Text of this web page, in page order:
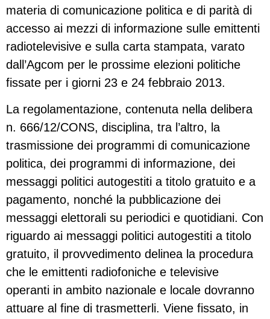
materia di comunicazione politica e di parità di
accesso ai mezzi di informazione sulle emittenti
radiotelevisive e sulla carta stampata, varato
dall’Agcom per le prossime elezioni politiche
fissate per i giorni 23 e 24 febbraio 2013.
La regolamentazione, contenuta nella delibera
n. 666/12/CONS, disciplina, tra l’altro, la
trasmissione dei programmi di comunicazione
politica, dei programmi di informazione, dei
messaggi politici autogestiti a titolo gratuito e a
pagamento, nonché la pubblicazione dei
messaggi elettorali su periodici e quotidiani. Con
riguardo ai messaggi politici autogestiti a titolo
gratuito, il provvedimento delinea la procedura
che le emittenti radiofoniche e televisive
operanti in ambito nazionale e locale dovranno
attuare al fine di trasmetterli. Viene fissato, in